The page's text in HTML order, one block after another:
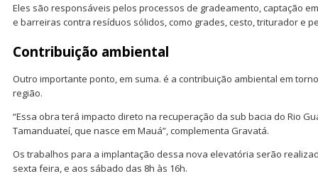
Eles são responsáveis pelos processos de gradeamento, captação
e barreiras contra resíduos sólidos, como grades, cesto, triturador e
Contribuição ambiental
Outro importante ponto, em suma. é a contribuição ambiental em
região.
“Essa obra terá impacto direto na recuperação da sub bacia do Rio
Tamanduateí, que nasce em Mauá”, complementa Gravatá.
Os trabalhos para a implantação dessa nova elevatória serão
sexta feira, e aos sábado das 8h às 16h.